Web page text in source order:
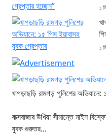
১
১
খাগড়াছড়ি রামগড় পুলিশের অভিযানে:
কক্সবাজার উখিয়া সীমান্তে মাইন
যুবক গুরুতর...